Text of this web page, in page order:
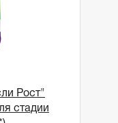
Рост"
стадии